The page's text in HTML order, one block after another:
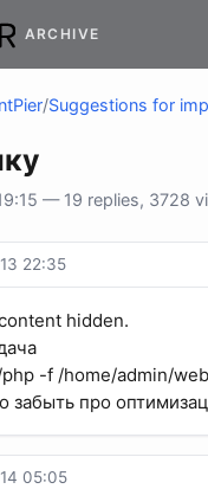
ARCHIVE
/Suggestions for
— 19 replies, 3728
22:35
hidden.
-f /home/admin/
забыть про
05:05